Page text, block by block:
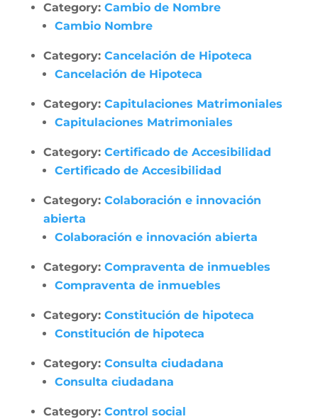
Category: Cambio de Nombre
Cambio Nombre
Category: Cancelación de Hipoteca
Cancelación de Hipoteca
Category: Capitulaciones Matrimoniales
Capitulaciones Matrimoniales
Category: Certificado de Accesibilidad
Certificado de Accesibilidad
Category: Colaboración e innovación
abierta
Colaboración e innovación abierta
Category: Compraventa de inmuebles
Compraventa de inmuebles
Category: Constitución de hipoteca
Constitución de hipoteca
Category: Consulta ciudadana
Consulta ciudadana
Category: Control social